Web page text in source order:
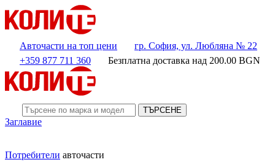
Авточасти на топ цени
гр. София, ул. Любляна № 22
+359 877 711 360
Безплатна доставка над 200.00 BGN
ТЪРСЕНЕ
Заглавие
Потребители авточасти